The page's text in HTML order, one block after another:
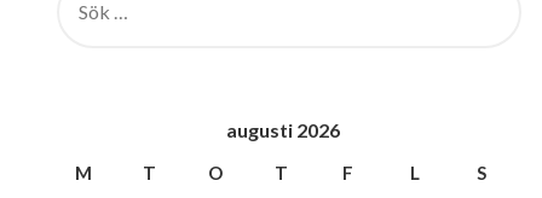
EFTER:
augusti 2026
M T O T F L
S